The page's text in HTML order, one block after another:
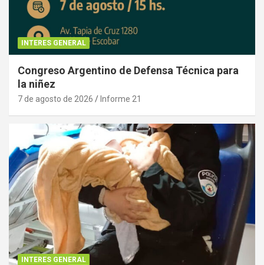
INTERES GENERAL
Congreso Argentino de Defensa Técnica para
la niñez
7 de agosto de 2026 Informe 21
INTERES GENERAL